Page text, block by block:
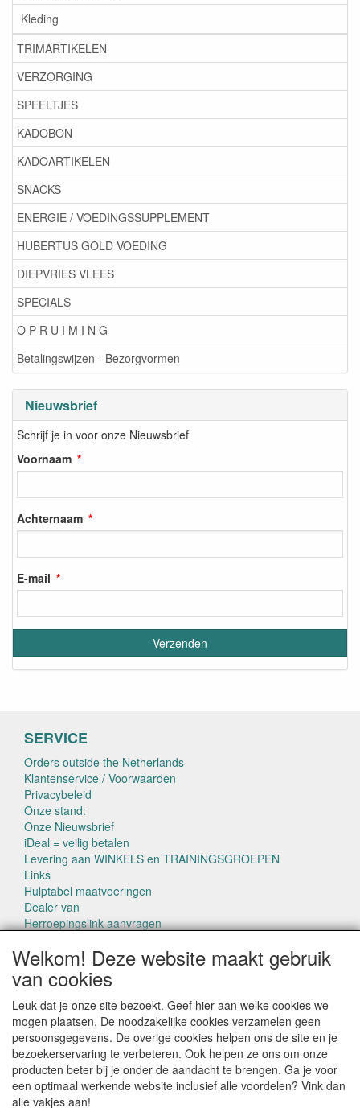
Kleding
TRIMARTIKELEN
VERZORGING
SPEELTJES
KADOBON
KADOARTIKELEN
SNACKS
ENERGIE / VOEDINGSSUPPLEMENT
HUBERTUS GOLD VOEDING
DIEPVRIES VLEES
SPECIALS
O P R U I M I N G
Betalingswijzen - Bezorgvormen
Nieuwsbrief
Schrijf je in voor onze Nieuwsbrief
Voornaam
Achternaam
E-mail
SERVICE
Orders outside the Netherlands
Klantenservice / Voorwaarden
Privacybeleid
Onze stand:
Onze Nieuwsbrief
iDeal = veilig betalen
Levering aan WINKELS en TRAININGSGROEPEN
Links
Hulptabel maatvoeringen
Dealer van
Herroepingslink aanvragen
CONTACTGEGEVENS
www.pettowel.nl
Laan van Swaensteijn 14
2271VB VOORBURG
Welkom! Deze website maakt gebruik
van cookies
Leuk dat je onze site bezoekt. Geef hier aan welke cookies we
mogen plaatsen. De noodzakelijke cookies verzamelen geen
persoonsgegevens. De overige cookies helpen ons de site en je
bezoekerservaring te verbeteren. Ook helpen ze ons om onze
producten beter bij je onder de aandacht te brengen. Ga je voor
een optimaal werkende website inclusief alle voordelen? Vink dan
alle vakjes aan!